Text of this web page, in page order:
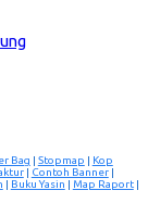
Bag | Stopmap | Kop
| Contoh Banner|
| Buku Yasin | Map Raport|